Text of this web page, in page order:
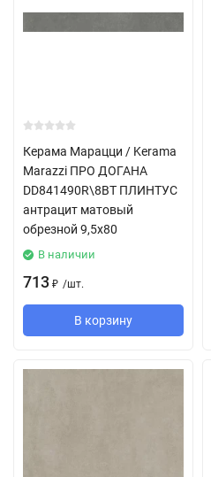
Керама Марацци / Kerama
Marazzi ПРО ДОГАНА
DD841490R\8BT ПЛИНТУС
антрацит матовый
обрезной 9,5x80
В наличии
713 ₽ /шт.
В корзину